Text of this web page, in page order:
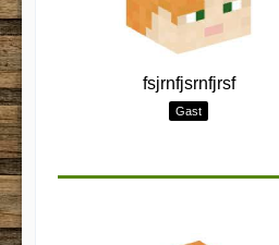
fsjrnfjsrnfjrsf
Gast